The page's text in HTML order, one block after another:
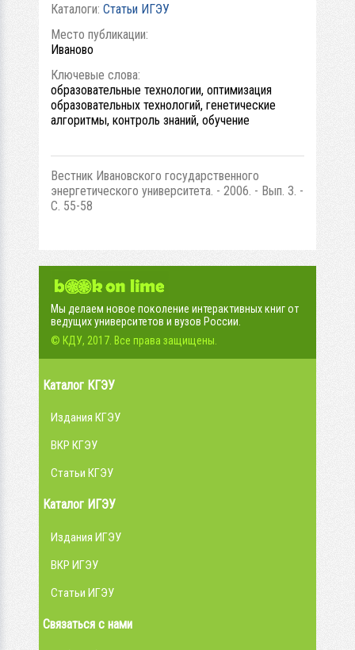
Каталоги: Статьи ИГЭУ
Место публикации:
Иваново
Ключевые слова:
образовательные технологии, оптимизация
образовательных технологий, генетические
алгоритмы, контроль знаний, обучение
Вестник Ивановского государственного
энергетического университета. - 2006. - Вып. 3. -
С. 55-58
Мы делаем новое поколение интерактивных книг от
ведущих университетов и вузов России.
© КДУ, 2017. Все права защищены.
Каталог КГЭУ
Издания КГЭУ
ВКР КГЭУ
Статьи КГЭУ
Каталог ИГЭУ
Издания ИГЭУ
ВКР ИГЭУ
Статьи ИГЭУ
Связаться с нами